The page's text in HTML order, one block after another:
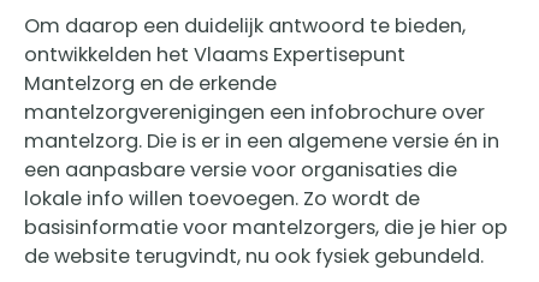
Om daarop een duidelijk antwoord te bieden,
ontwikkelden het Vlaams Expertisepunt
Mantelzorg en de erkende
mantelzorgverenigingen een infobrochure over
mantelzorg. Die is er in een algemene versie én in
een aanpasbare versie voor organisaties die
lokale info willen toevoegen. Zo wordt de
basisinformatie voor mantelzorgers, die je hier op
de website terugvindt, nu ook fysiek gebundeld.